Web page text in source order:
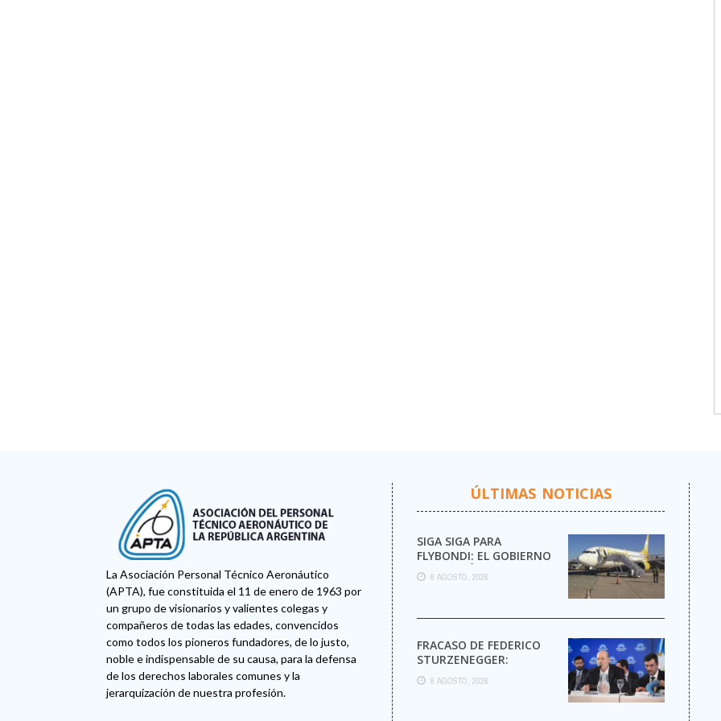
La Asociación Personal Técnico Aeronáutico
(APTA), fue constituida el 11 de enero de 1963 por
un grupo de visionarios y valientes colegas y
compañeros de todas las edades, convencidos
como todos los pioneros fundadores, de lo justo,
noble e indispensable de su causa, para la defensa
de los derechos laborales comunes y la
jerarquización de nuestra profesión.
ÚLTIMAS NOTICIAS
SIGA SIGA PARA
FLYBONDI: EL GOBIERNO
AUTORIZÓ LA VENTA DE
MÁS PASAJES
6 AGOSTO, 2026
FRACASO DE FEDERICO
STURZENEGGER:
6 AGOSTO, 2026